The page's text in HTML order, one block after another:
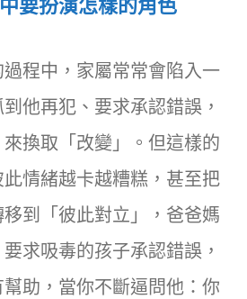
程中，家屬常常會陷入一
他再犯、要求承認錯誤，
換取「改變」。但這樣的
情緒越卡越糟糕，甚至把
到「彼此對立」，爸爸媽
求吸毒的孩子承認錯誤，
助，當你不斷逼問他：你